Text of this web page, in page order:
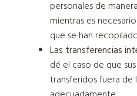
personales de
mientras es
que se han
Las transferencias
dé el caso de que
transferidos fuera de